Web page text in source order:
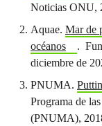
Noticias ONU,
Aquae. Mar de
océanos
.
diciembre de
PNUMA.
Programa de
(PNUMA),